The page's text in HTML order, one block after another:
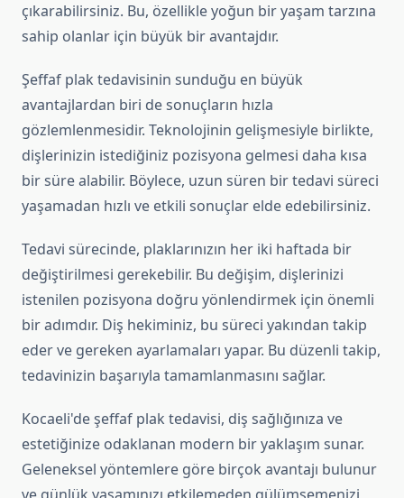
çıkarabilirsiniz. Bu, özellikle yoğun bir yaşam tarzına
sahip olanlar için büyük bir avantajdır.
Şeffaf plak tedavisinin sunduğu en büyük
avantajlardan biri de sonuçların hızla
gözlemlenmesidir. Teknolojinin gelişmesiyle birlikte,
dişlerinizin istediğiniz pozisyona gelmesi daha kısa
bir süre alabilir. Böylece, uzun süren bir tedavi süreci
yaşamadan hızlı ve etkili sonuçlar elde edebilirsiniz.
Tedavi sürecinde, plaklarınızın her iki haftada bir
değiştirilmesi gerekebilir. Bu değişim, dişlerinizi
istenilen pozisyona doğru yönlendirmek için önemli
bir adımdır. Diş hekiminiz, bu süreci yakından takip
eder ve gereken ayarlamaları yapar. Bu düzenli takip,
tedavinizin başarıyla tamamlanmasını sağlar.
Kocaeli'de şeffaf plak tedavisi, diş sağlığınıza ve
estetiğinize odaklanan modern bir yaklaşım sunar.
Geleneksel yöntemlere göre birçok avantajı bulunur